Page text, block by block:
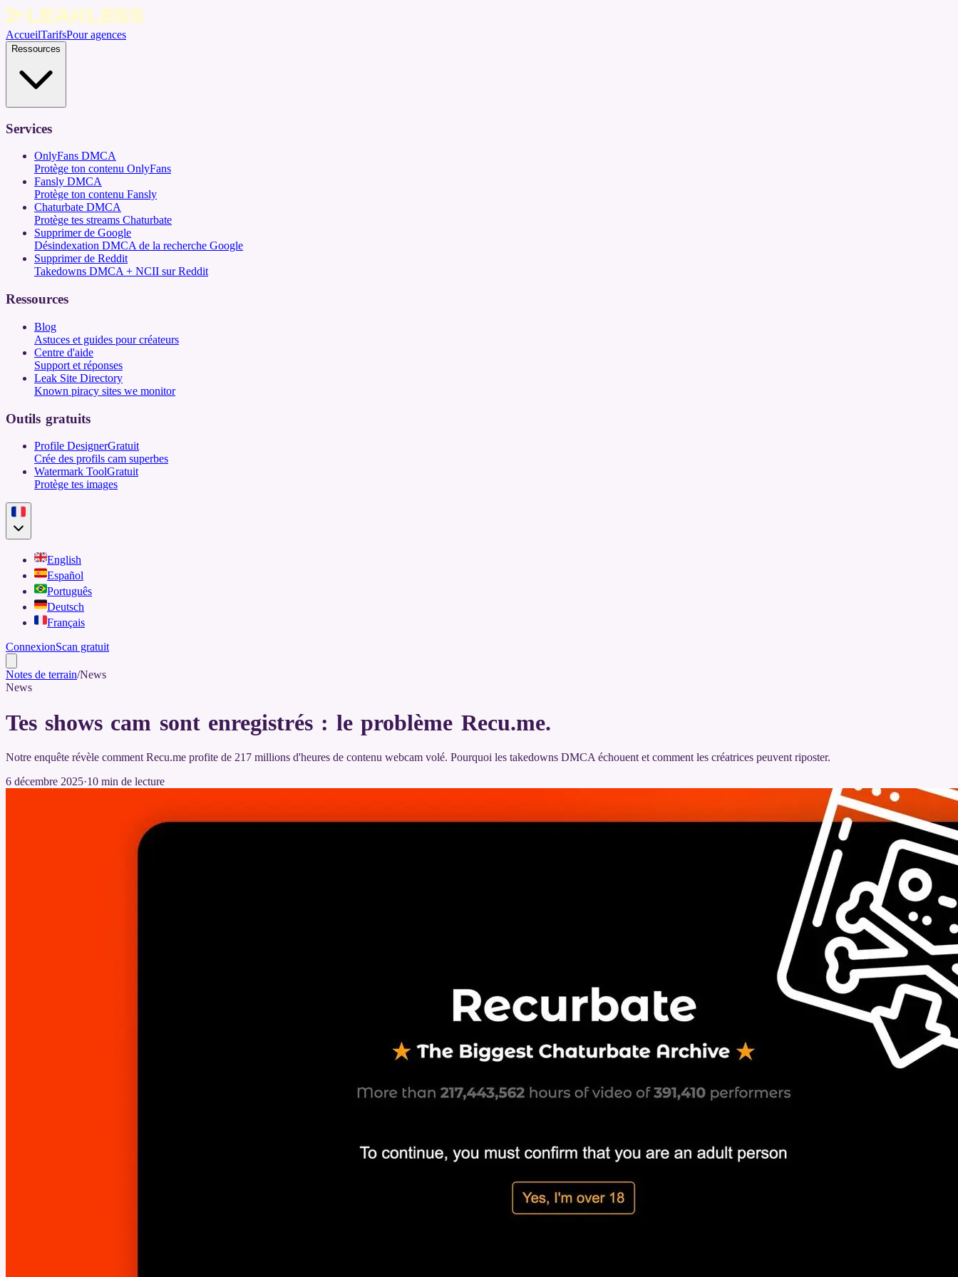
AccueilTarifsPour agences
Ressources
Services
OnlyFans DMCA
Protège ton contenu OnlyFans
Fansly DMCA
Protège ton contenu Fansly
Chaturbate DMCA
Protège tes streams Chaturbate
Supprimer de Google
Désindexation DMCA de la recherche Google
Supprimer de Reddit
Takedowns DMCA + NCII sur Reddit
Ressources
Blog
Astuces et guides pour créateurs
Centre d'aide
Support et réponses
Leak Site Directory
Known piracy sites we monitor
Outils gratuits
Profile DesignerGratuit
Crée des profils cam superbes
Watermark ToolGratuit
Protège tes images
English
Español
Português
Deutsch
Français
ConnexionScan gratuit
Notes de terrain/News
News
Tes shows cam sont enregistrés : le problème Recu.me.
Notre enquête révèle comment Recu.me profite de 217 millions d'heures de contenu webcam volé. Pourquoi les takedowns DMCA échouent et comment les créatrices peuvent riposter.
6 décembre 2025·10 min de lecture